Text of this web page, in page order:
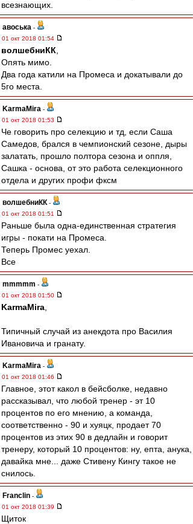
всезнающих.
авоська -
01 окт 2018 01:54
волшебниКК
Опять мимо.
Два года катили на Промеса и докатывали до
5го места.
KarmaMira -
01 окт 2018 01:53
Че говорить про селекцию и тд, если Саша
Самедов, брался в чемпионский сезоне, дыры
залатать, прошло полтора сезона и оппля,
Сашка - основа, от это работа селекционного
отдела и других профи фксм
волшебниКК -
01 окт 2018 01:51
Раньше была одна-единственная стратегия
игры - покати на Промеса.
Теперь Промес уехал.
Все
mmmmm -
01 окт 2018 01:50
KarmaMira
Типичный случай из анекдота про Василия
Ивановича и гранату.
KarmaMira -
01 окт 2018 01:46
Главное, этот какол в бейсболке, недавно
рассказывал, что любой тренер - эт 10
процентов по его мнению, а команда,
соответственно - 90 и хуяцк, продает 70
процентов из этих 90 в дедлайн и говорит
тренеру, который 10 процентов: ну, епта, анука,
давайка мне... даже Стивену Кингу такое не
снилось.
Franclin -
01 окт 2018 01:39
Щиток